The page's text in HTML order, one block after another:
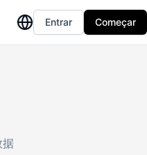
Entrar Começar
据